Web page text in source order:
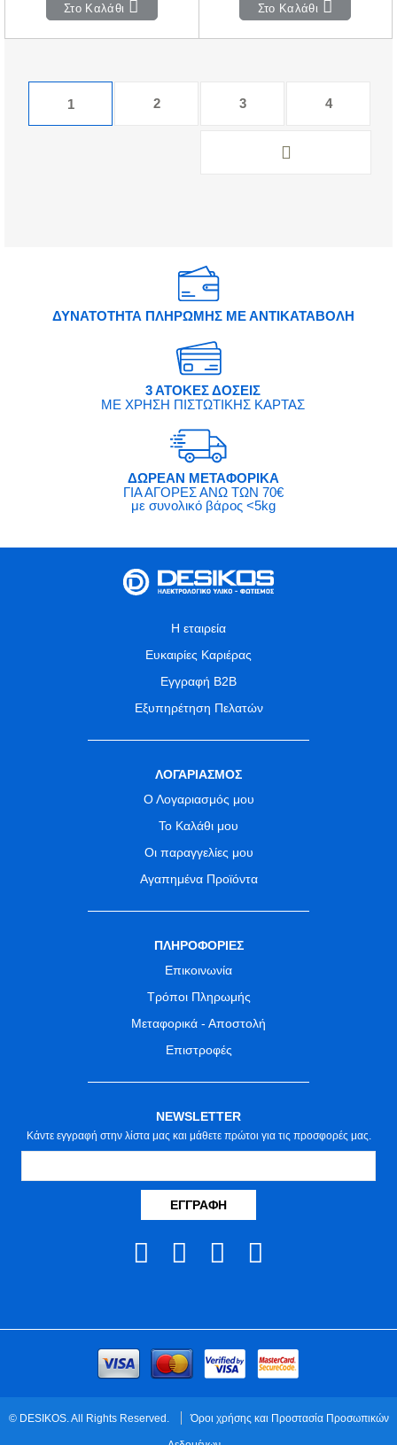
Στο Καλάθι Στο Καλάθι
1 2 3 4
ΔΥΝΑΤΟΤΗΤΑ ΠΛΗΡΩΜΗΣ ΜΕ ΑΝΤΙΚΑΤΑΒΟΛΗ
3 ΑΤΟΚΕΣ ΔΟΣΕΙΣ
ΜΕ ΧΡΗΣΗ ΠΙΣΤΩΤΙΚΗΣ ΚΑΡΤΑΣ
ΔΩΡΕΑΝ ΜΕΤΑΦΟΡΙΚΑ
ΓΙΑ ΑΓΟΡΕΣ ΑΝΩ ΤΩΝ 70€
με συνολικό βάρος <5kg
Η εταιρεία
Ευκαιρίες Καριέρας
Εγγραφή B2B
Εξυπηρέτηση Πελατών
ΛΟΓΑΡΙΑΣΜΟΣ
Ο Λογαριασμός μου
Το Καλάθι μου
Οι παραγγελίες μου
Αγαπημένα Προϊόντα
ΠΛΗΡΟΦΟΡΙΕΣ
Επικοινωνία
Τρόποι Πληρωμής
Μεταφορικά - Αποστολή
Επιστροφές
NEWSLETTER
Κάντε εγγραφή στην λίστα μας και μάθετε πρώτοι για τις προσφορές μας.
ΕΓΓΡΑΦΉ
© DESIKOS. All Rights Reserved.
Όροι χρήσης και Προστασία Προσωπικών